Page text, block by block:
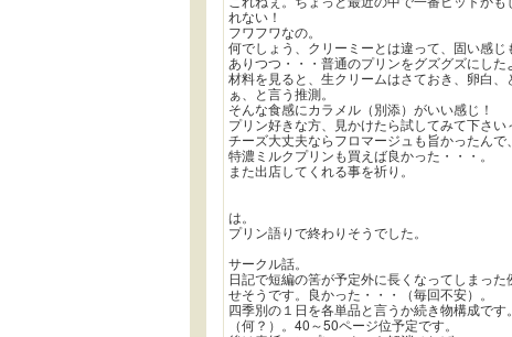
れない！
フワフワなの。
何でしょう、クリーミーとは違って、固い感じ
ありつつ・・・普通のプリンをグズグズにした
材料を見ると、生クリームはさておき、卵白
ぁ、と言う推測。
そんな食感にカラメル（別添）がいい感じ！
プリン好きな方、見かけたら試してみて下さい
チーズ大丈夫ならフロマージュも旨かったんで
特濃ミルクプリンも買えば良かった・・・。
また出店してくれる事を祈り。
は。
プリン語りで終わりそうでした。
サークル話。
日記で短編の筈が予定外に長くなってしまっ
せそうです。良かった・・・（毎回不安）。
四季別の１日を各単品と言うか続き物構成で
（何？）。40～50ページ位予定です。